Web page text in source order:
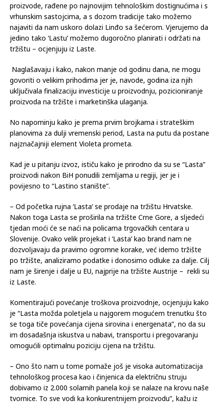
proizvode, rađene po najnovijim tehnološkim dostignućima i s
vrhunskim sastojcima, a s dozom tradicije tako možemo
najaviti da nam uskoro dolazi Linđo sa šećerom. Vjerujemo da
jedino tako ‘Lastu’ možemo dugoročno planirati i održati na
tržištu – ocjenjuju iz Laste.
Naglašavaju i kako, nakon manje od godinu dana, ne mogu
govoriti o velikim prihodima jer je, navode, godina iza njih
uključivala finalizaciju investicije u proizvodnju, pozicioniranje
proizvoda na tržište i marketinška ulaganja.
No napominju kako je prema prvim brojkama i strateškim
planovima za dulji vremenski period, Lasta na putu da postane
najznačajniji element Violeta prometa.
Kad je u pitanju izvoz, ističu kako je prirodno da su se “Lasta”
proizvodi nakon BiH ponudili zemljama u regiji, jer je i
povijesno to “Lastino stanište”.
– Od početka rujna ‘Lasta’ se prodaje na tržištu Hrvatske.
Nakon toga Lasta se proširila na tržište Crne Gore, a sljedeći
tjedan moći će se naći na policama trgovačkih centara u
Slovenije. Ovako velik projekat i ‘Lasta’ kao brand nam ne
dozvoljavaju da pravimo ogromne korake, već idemo tržište
po tržište, analiziramo podatke i donosimo odluke za dalje. Cilj
nam je širenje i dalje u EU, najprije na tržište Austrije – rekli su
iz Laste.
Komentirajući povećanje troškova proizvodnje, ocjenjuju kako
je “Lasta možda poletjela u najgorem mogućem trenutku što
se toga tiče povećanja cijena sirovina i energenata”, no da su
im dosadašnja iskustva u nabavi, transportu i pregovaranju
omogućili optimalnu poziciju cijena na tržištu.
– Ono što nam u tome pomaže još je visoka automatizacija
tehnološkog procesa kao i činjenica da električnu struju
dobivamo iz 2.000 solarnih panela koji se nalaze na krovu naše
tvornice. To sve vodi ka konkurentnijem proizvodu”, kažu iz